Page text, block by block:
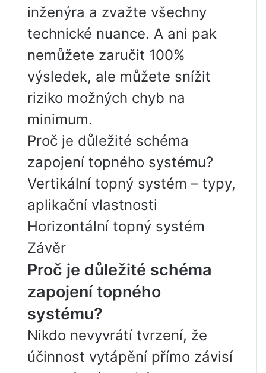
inženýra a zvažte všechny
technické nuance. A ani pak
nemůžete zaručit 100%
výsledek, ale můžete snížit
riziko možných chyb na
minimum.
Proč je důležité schéma
zapojení topného systému?
Vertikální topný systém – typy,
aplikační vlastnosti
Horizontální topný systém
Závěr
Proč je důležité schéma
zapojení topného
systému?
Nikdo nevyvrátí tvrzení, že
účinnost vytápění přímo závisí